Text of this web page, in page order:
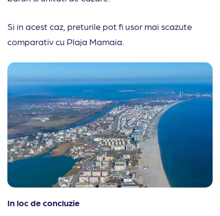
Si in acest caz, preturile pot fi usor mai scazute
comparativ cu Plaja Mamaia.
In loc de concluzie